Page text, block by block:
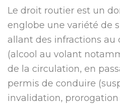
Le droit routier est un
englobe une variété de
allant des infractions au
(alcool au volant
de la circulation, en
permis de conduire
invalidation,